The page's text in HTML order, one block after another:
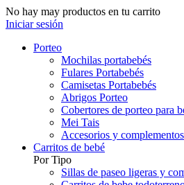
No hay may productos en tu carrito
Iniciar sesión
Porteo
Mochilas portabebés
Fulares Portabebés
Camisetas Portabebés
Abrigos Porteo
Cobertores de porteo para
Mei Tais
Accesorios y
Carritos de bebé
Por Tipo
Sillas de paseo ligeras y